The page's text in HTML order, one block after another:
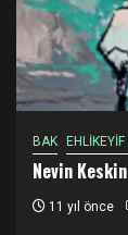
BAK
Nevin
11 yıl önce